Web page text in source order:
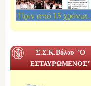
Σ.Σ.Κ.Βόλου "Ο
ΕΣΤΑΥΡΩΜΕΝΟΣ"